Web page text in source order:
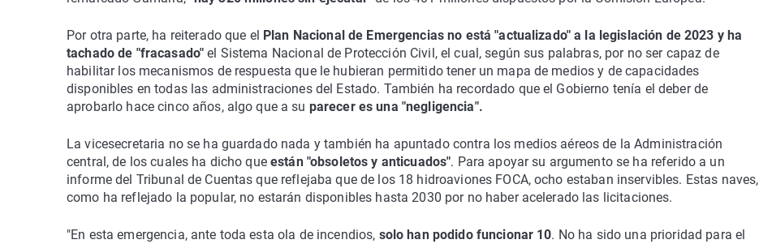
Por otra parte, ha reiterado que el Plan Nacional de Emergencias no está "actualizado" a la legislación de 2023 y ha
tachado de "fracasado" el Sistema Nacional de Protección Civil, el cual, según sus palabras, por no ser capaz de
habilitar los mecanismos de respuesta que le hubieran permitido tener un mapa de medios y de capacidades
disponibles en todas las administraciones del Estado. También ha recordado que el Gobierno tenía el deber de
aprobarlo hace cinco años, algo que a su parecer es una "negligencia".
La vicesecretaria no se ha guardado nada y también ha apuntado contra los medios aéreos de la Administración
central, de los cuales ha dicho queestán "obsoletos y anticuados". Para apoyar su argumento se ha referido a un
informe del Tribunal de Cuentas que reflejaba que de los 18 hidroaviones FOCA, ocho estaban inservibles. Estas naves,
como ha reflejado la popular, no estarán disponibles hasta 2030 por no haber acelerado las licitaciones.
"En esta emergencia, ante toda esta ola de incendios, solo han podido funcionar 10. No ha sido una prioridad para el